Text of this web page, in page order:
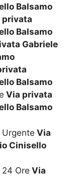
Balsamo
privata
Balsamo
Gabriele
Balsamo
Via privata
Balsamo
Via
Cinisello
Ore Via